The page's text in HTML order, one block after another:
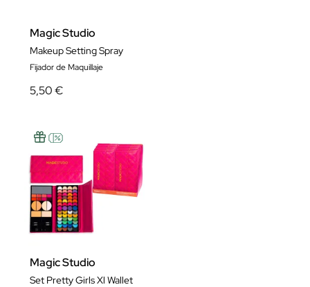
Magic Studio
Makeup Setting Spray
Fijador de Maquillaje
5,50 €
Magic Studio
Set Pretty Girls Xl Wallet